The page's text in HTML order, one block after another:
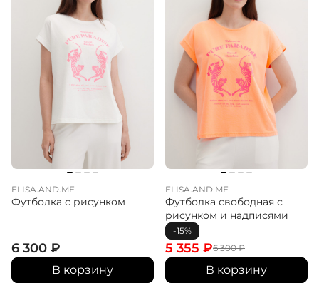
ELISA.AND.ME
Футболка с рисунком
6 300 ₽
В корзину
ELISA.AND.ME
Футболка свободная с
рисунком и надписями
-15%
6 300₽
5 355 ₽
В корзину